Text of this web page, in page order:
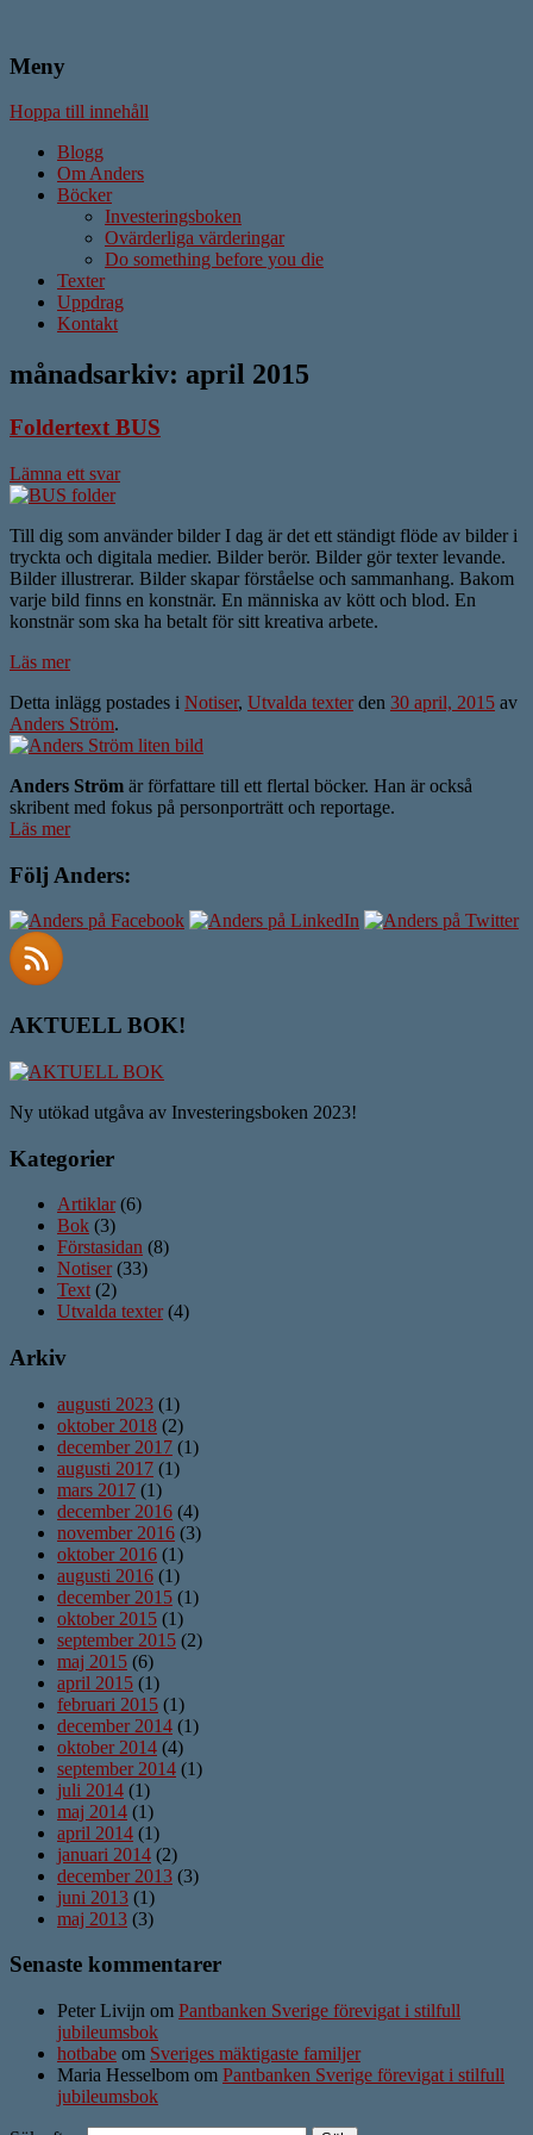
Anders Ström
Författare & Skribent
Meny
Hoppa till innehåll
Blogg
Om Anders
Böcker
Investeringsboken
Ovärderliga värderingar
Do something before you die
Texter
Uppdrag
Kontakt
månadsarkiv: april 2015
Foldertext BUS
Lämna ett svar
Till dig som använder bilder I dag är det ett ständigt flöde av bilder i
tryckta och digitala medier. Bilder berör. Bilder gör texter levande.
Bilder illustrerar. Bilder skapar förståelse och sammanhang. Bakom
varje bild finns en konstnär. En människa av kött och blod. En
konstnär som ska ha betalt för sitt kreativa arbete.
Läs mer
Detta inlägg postades i Notiser, Utvalda texterden 30 april, 2015 av
Anders Ström.
Anders Ström är författare till ett flertal böcker. Han är också
skribent med fokus på personporträtt och reportage.
Läs mer
Följ Anders:
AKTUELL BOK!
Ny utökad utgåva av Investeringsboken 2023!
Kategorier
Artiklar(6)
Bok (3)
Förstasidan (8)
Notiser(33)
Text (2)
Utvalda texter(4)
Arkiv
augusti 2023 (1)
oktober 2018 (2)
december 2017 (1)
augusti 2017 (1)
mars 2017 (1)
december 2016 (4)
november 2016 (3)
oktober 2016 (1)
augusti 2016 (1)
december 2015 (1)
oktober 2015 (1)
september 2015 (2)
maj 2015 (6)
april 2015 (1)
februari 2015 (1)
december 2014 (1)
oktober 2014 (4)
september 2014 (1)
juli 2014 (1)
maj 2014 (1)
april 2014 (1)
januari 2014 (2)
december 2013 (3)
juni 2013 (1)
maj 2013 (3)
Senaste kommentarer
Peter Livijn om Pantbanken Sverige förevigat i stilfull
jubileumsbok
hotbabe om Sveriges mäktigaste familjer
Maria Hesselbom om Pantbanken Sverige förevigat i stilfull
jubileumsbok